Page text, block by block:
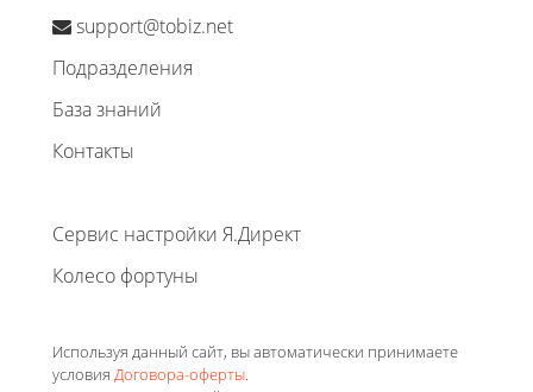
support@tobiz.net
Подразделения
База знаний
Контакты
Сервис настройки Я.Директ
Колесо фортуны
Используя данный сайт, вы автоматически принимаете
условия Договора-оферты.